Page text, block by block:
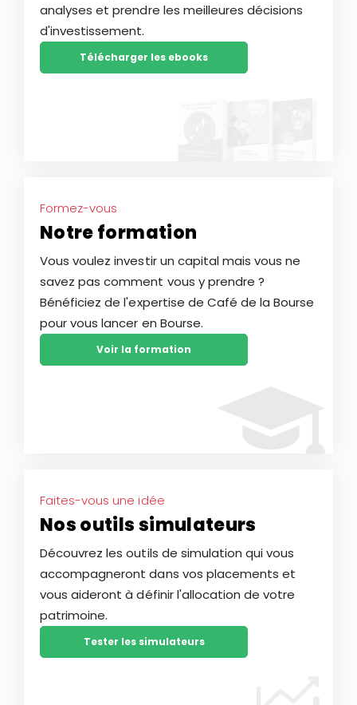
analyses et prendre les meilleures décisions
d'investissement.
Télécharger les ebooks
Formez-vous
Notre formation
Vous voulez investir un capital mais vous ne
savez pas comment vous y prendre ?
Bénéficiez de l'expertise de Café de la Bourse
pour vous lancer en Bourse.
Voir la formation
Faites-vous une idée
Nos outils simulateurs
Découvrez les outils de simulation qui vous
accompagneront dans vos placements et
vous aideront à définir l'allocation de votre
patrimoine.
Tester les simulateurs